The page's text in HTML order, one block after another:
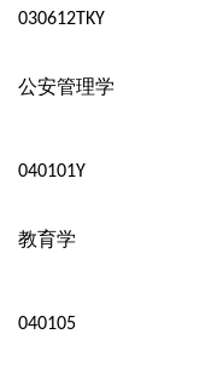
030612TKY
公安管理学
040101Y
教育学
040105